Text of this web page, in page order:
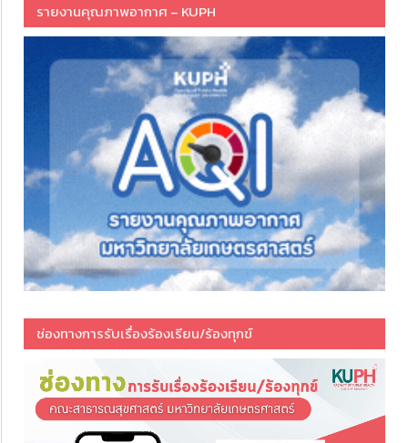
รายงานคุณภาพอากาศ – KUPH
ช่องทางการรับเรื่องร้องเรียน/ร้องทุกข์